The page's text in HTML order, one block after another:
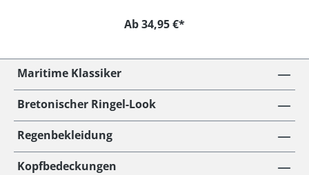
Ab 34,95 €*
Maritime Klassiker
Bretonischer Ringel-Look
Regenbekleidung
Kopfbedeckungen